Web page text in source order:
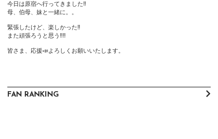
今日は原宿へ行ってきました‼️
母、伯母、妹と一緒に。。
緊張したけど、楽しかった‼️
また頑張ろうと思う‼️‼️
皆さま、応援📣よろしくお願いいたします。
FAN RANKING